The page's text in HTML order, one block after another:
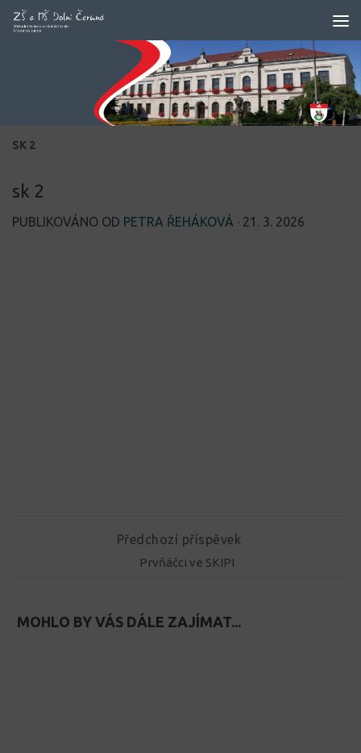
Skip to content
SK 2
sk 2
PUBLIKOVÁNO OD PETRA ŘEHÁKOVÁ · 21. 3. 2026
Předchozí příspěvek
Prvňáčci ve SKIPI
MOHLO BY VÁS DÁLE ZAJÍMAT...